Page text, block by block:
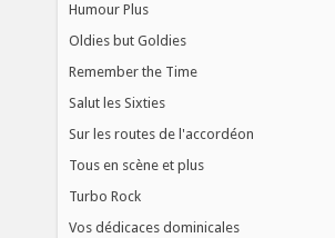
Humour Plus
Oldies but Goldies
Remember the Time
Salut les Sixties
Sur les routes de l'accordéon
Tous en scène et plus
Turbo Rock
Vos dédicaces dominicales